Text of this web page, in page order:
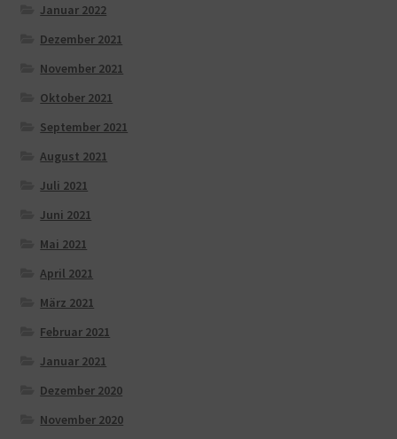
Januar 2022
Dezember 2021
November 2021
Oktober 2021
September 2021
August 2021
Juli 2021
Juni 2021
Mai 2021
April 2021
März 2021
Februar 2021
Januar 2021
Dezember 2020
November 2020